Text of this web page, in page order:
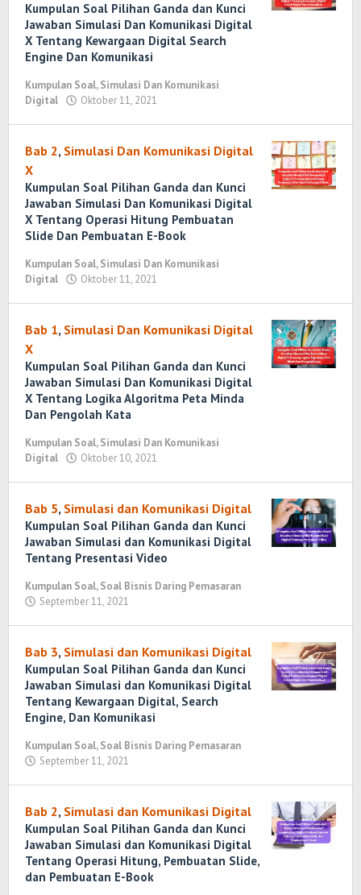
Kumpulan Soal Pilihan Ganda dan Kunci
Jawaban Simulasi Dan Komunikasi Digital
X Tentang Kewargaan Digital Search
Engine Dan Komunikasi
Kumpulan Soal,Simulasi Dan Komunikasi
Digital
Oktober 11, 2021
Bab 2, Simulasi Dan Komunikasi Digital
X
Kumpulan Soal Pilihan Ganda dan Kunci
Jawaban Simulasi Dan Komunikasi Digital
X Tentang Operasi Hitung Pembuatan
Slide Dan Pembuatan E-Book
Kumpulan Soal,Simulasi Dan Komunikasi
Digital
Oktober 11, 2021
Bab 1, Simulasi Dan Komunikasi Digital
X
Kumpulan Soal Pilihan Ganda dan Kunci
Jawaban Simulasi Dan Komunikasi Digital
X Tentang Logika Algoritma Peta Minda
Dan Pengolah Kata
Kumpulan Soal,Simulasi Dan Komunikasi
Digital
Oktober 10, 2021
Bab 5, Simulasi dan Komunikasi Digital
Kumpulan Soal Pilihan Ganda dan Kunci
Jawaban Simulasi dan Komunikasi Digital
Tentang Presentasi Video
Kumpulan Soal,Soal Bisnis Daring Pemasaran
September 11, 2021
Bab 3, Simulasi dan Komunikasi Digital
Kumpulan Soal Pilihan Ganda dan Kunci
Jawaban Simulasi dan Komunikasi Digital
Tentang Kewargaan Digital, Search
Engine, Dan Komunikasi
Kumpulan Soal,Soal Bisnis Daring Pemasaran
September 11, 2021
Bab 2, Simulasi dan Komunikasi Digital
Kumpulan Soal Pilihan Ganda dan Kunci
Jawaban Simulasi dan Komunikasi Digital
Tentang Operasi Hitung, Pembuatan Slide,
dan Pembuatan E-Book